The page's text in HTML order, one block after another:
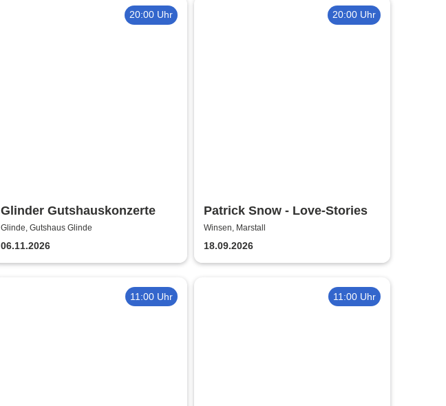
20:00 Uhr
Glinder Gutshauskonzerte
Glinde, Gutshaus Glinde
06.11.2026
20:00 Uhr
Patrick Snow - Love-Stories
Winsen, Marstall
18.09.2026
11:00 Uhr 11:00 Uhr